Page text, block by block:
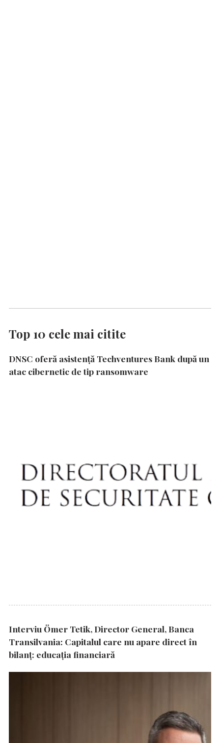
Top 10 cele mai citite
DNSC oferă asistență Techventures Bank după un
atac cibernetic de tip ransomware
Interviu Ömer Tetik, Director General, Banca
Transilvania: Capitalul care nu apare direct în
bilanț: educația financiară